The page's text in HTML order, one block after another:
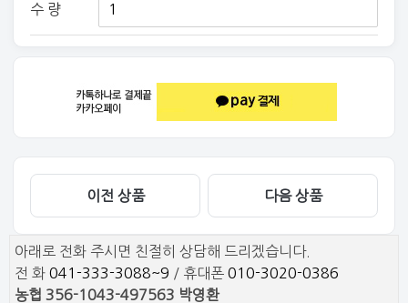
수 량
이전 상품 다음 상품
아래로 전화 주시면 친절히 상담해 드리겠습니다.
전 화 041-333-3088~9 / 휴대폰 010-3020-0386
농협 356-1043-497563 박영환